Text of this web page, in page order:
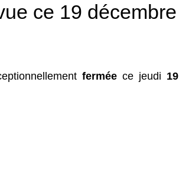
ce 19 décembre
ferméece jeudi 19